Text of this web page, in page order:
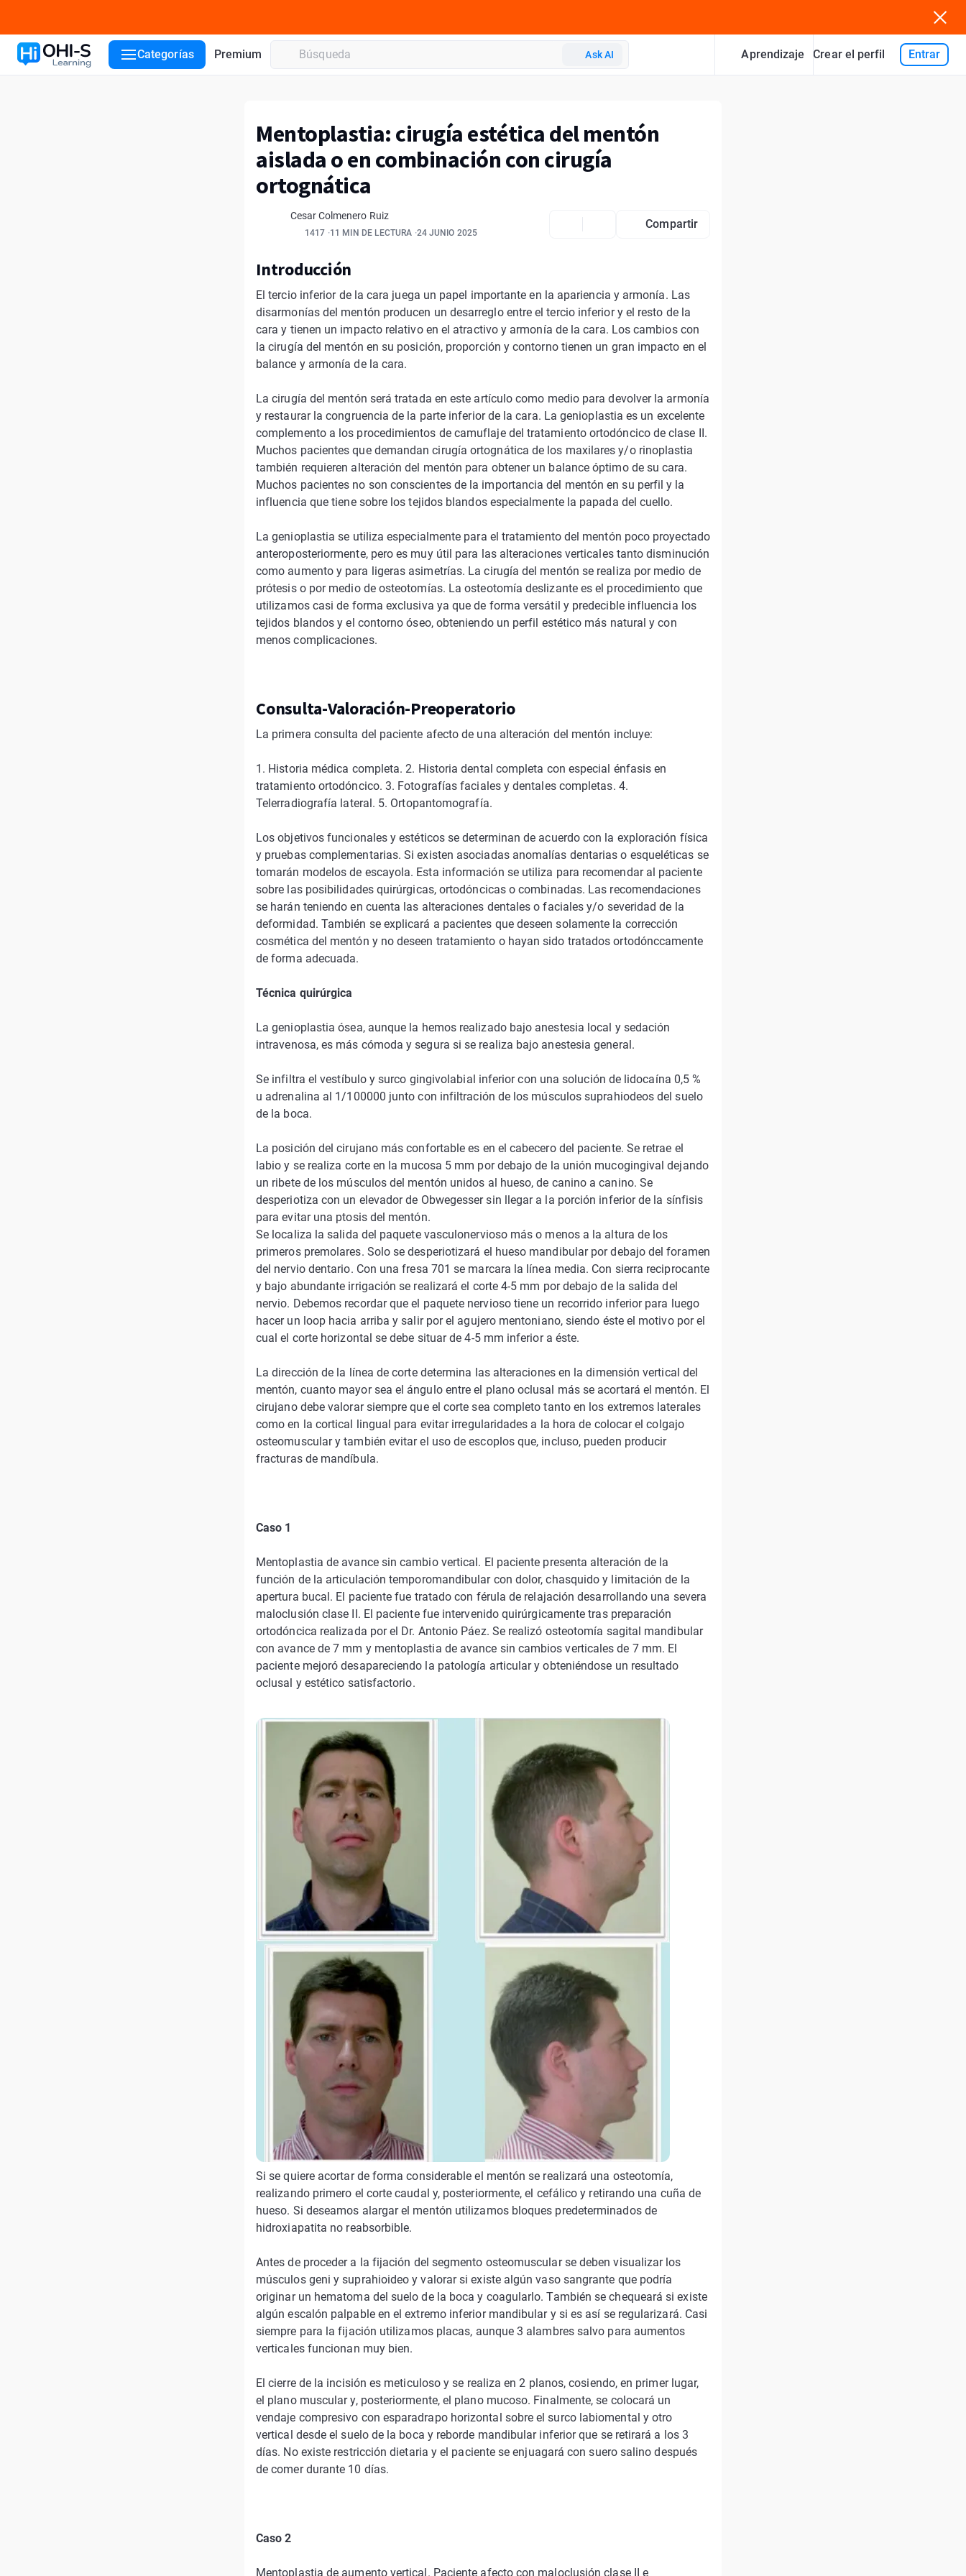
Categorías Premium Ask AI Aprendizaje Crear el perfil Entrar
Mentoplastia: cirugía estética del mentón
aislada o en combinación con cirugía
ortognática
Cesar Colmenero Ruiz
1417 11 MIN DE LECTURA 24 JUNIO 2025
Compartir
Introducción
El tercio inferior de la cara juega un papel importante en la apariencia y armonía. Las
disarmonías del mentón producen un desarreglo entre el tercio inferior y el resto de la
cara y tienen un impacto relativo en el atractivo y armonía de la cara. Los cambios con
la cirugía del mentón en su posición, proporción y contorno tienen un gran impacto en el
balance y armonía de la cara.
La cirugía del mentón será tratada en este artículo como medio para devolver la armonía
y restaurar la congruencia de la parte inferior de la cara. La genioplastia es un excelente
complemento a los procedimientos de camuflaje del tratamiento ortodóncico de clase II.
Muchos pacientes que demandan cirugía ortognática de los maxilares y/o rinoplastia
también requieren alteración del mentón para obtener un balance óptimo de su cara.
Muchos pacientes no son conscientes de la importancia del mentón en su perfil y la
influencia que tiene sobre los tejidos blandos especialmente la papada del cuello.
La genioplastia se utiliza especialmente para el tratamiento del mentón poco proyectado
anteroposteriormente, pero es muy útil para las alteraciones verticales tanto disminución
como aumento y para ligeras asimetrías. La cirugía del mentón se realiza por medio de
prótesis o por medio de osteotomías. La osteotomía deslizante es el procedimiento que
utilizamos casi de forma exclusiva ya que de forma versátil y predecible influencia los
tejidos blandos y el contorno óseo, obteniendo un perfil estético más natural y con
menos complicaciones.
Consulta-Valoración-Preoperatorio
La primera consulta del paciente afecto de una alteración del mentón incluye:
1. Historia médica completa. 2. Historia dental completa con especial énfasis en
tratamiento ortodóncico. 3. Fotografías faciales y dentales completas. 4.
Telerradiografía lateral. 5. Ortopantomografía.
Los objetivos funcionales y estéticos se determinan de acuerdo con la exploración física
y pruebas complementarias. Si existen asociadas anomalías dentarias o esqueléticas se
tomarán modelos de escayola. Esta información se utiliza para recomendar al paciente
sobre las posibilidades quirúrgicas, ortodóncicas o combinadas. Las recomendaciones
se harán teniendo en cuenta las alteraciones dentales o faciales y/o severidad de la
deformidad. También se explicará a pacientes que deseen solamente la corrección
cosmética del mentón y no deseen tratamiento o hayan sido tratados ortodónccamente
de forma adecuada.
Técnica quirúrgica
La genioplastia ósea, aunque la hemos realizado bajo anestesia local y sedación
intravenosa, es más cómoda y segura si se realiza bajo anestesia general.
Se infiltra el vestíbulo y surco gingivolabial inferior con una solución de lidocaína 0,5 %
u adrenalina al 1/100000 junto con infiltración de los músculos suprahiodeos del suelo
de la boca.
La posición del cirujano más confortable es en el cabecero del paciente. Se retrae el
labio y se realiza corte en la mucosa 5 mm por debajo de la unión mucogingival dejando
un ribete de los músculos del mentón unidos al hueso, de canino a canino. Se
desperiotiza con un elevador de Obwegesser sin llegar a la porción inferior de la sínfisis
para evitar una ptosis del mentón.
Se localiza la salida del paquete vasculonervioso más o menos a la altura de los
primeros premolares. Solo se desperiotizará el hueso mandibular por debajo del foramen
del nervio dentario. Con una fresa 701 se marcara la línea media. Con sierra reciprocante
y bajo abundante irrigación se realizará el corte 4-5 mm por debajo de la salida del
nervio. Debemos recordar que el paquete nervioso tiene un recorrido inferior para luego
hacer un loop hacia arriba y salir por el agujero mentoniano, siendo éste el motivo por el
cual el corte horizontal se debe situar de 4-5 mm inferior a éste.
La dirección de la línea de corte determina las alteraciones en la dimensión vertical del
mentón, cuanto mayor sea el ángulo entre el plano oclusal más se acortará el mentón. El
cirujano debe valorar siempre que el corte sea completo tanto en los extremos laterales
como en la cortical lingual para evitar irregularidades a la hora de colocar el colgajo
osteomuscular y también evitar el uso de escoplos que, incluso, pueden producir
fracturas de mandíbula.
Caso 1
Mentoplastia de avance sin cambio vertical. El paciente presenta alteración de la
función de la articulación temporomandibular con dolor, chasquido y limitación de la
apertura bucal. El paciente fue tratado con férula de relajación desarrollando una severa
maloclusión clase II. El paciente fue intervenido quirúrgicamente tras preparación
ortodóncica realizada por el Dr. Antonio Páez. Se realizó osteotomía sagital mandibular
con avance de 7 mm y mentoplastia de avance sin cambios verticales de 7 mm. El
paciente mejoró desapareciendo la patología articular y obteniéndose un resultado
oclusal y estético satisfactorio.
Si se quiere acortar de forma considerable el mentón se realizará una osteotomía,
realizando primero el corte caudal y, posteriormente, el cefálico y retirando una cuña de
hueso. Si deseamos alargar el mentón utilizamos bloques predeterminados de
hidroxiapatita no reabsorbible.
Antes de proceder a la fijación del segmento osteomuscular se deben visualizar los
músculos geni y suprahioideo y valorar si existe algún vaso sangrante que podría
originar un hematoma del suelo de la boca y coagularlo. También se chequeará si existe
algún escalón palpable en el extremo inferior mandibular y si es así se regularizará. Casi
siempre para la fijación utilizamos placas, aunque 3 alambres salvo para aumentos
verticales funcionan muy bien.
El cierre de la incisión es meticuloso y se realiza en 2 planos, cosiendo, en primer lugar,
el plano muscular y, posteriormente, el plano mucoso. Finalmente, se colocará un
vendaje compresivo con esparadrapo horizontal sobre el surco labiomental y otro
vertical desde el suelo de la boca y reborde mandibular inferior que se retirará a los 3
días. No existe restricción dietaria y el paciente se enjuagará con suero salino después
de comer durante 10 días.
Caso 2
Mentoplastia de aumento vertical. Paciente afecto con maloclusión clase II e